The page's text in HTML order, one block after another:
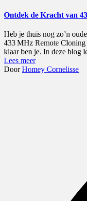
Ontdek de Kracht van
Heb je thuis nog zo’n
433 MHz Remote Cloning
klaar ben je. In deze blog
Lees meer
Geplaatst
DoorHomey Cornelisse